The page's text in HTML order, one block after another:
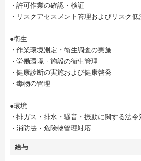
・許可作業の確認・検証
・リスクアセスメント管理およびリスク低
●衛生
・作業環境測定・衛生調査の実施
・労働環境・施設の衛生管理
・健康診断の実施および健康啓発
・毒物の管理
●環境
・排ガス・排水・騒音・振動に関する法令
・消防法・危険物管理対応
給与